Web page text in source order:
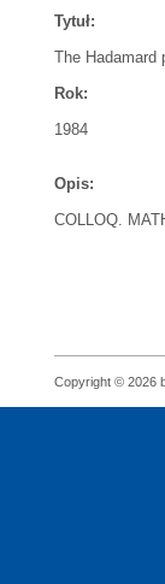
Tytuł:
The Hadamard
Rok:
1984
Opis:
COLLOQ.
Copyright © 2026